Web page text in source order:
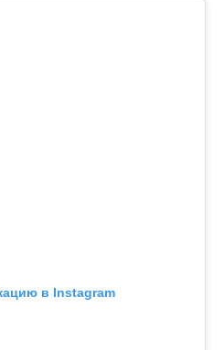
в Instagram